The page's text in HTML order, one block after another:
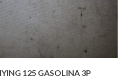
125 GASOLINA 3P